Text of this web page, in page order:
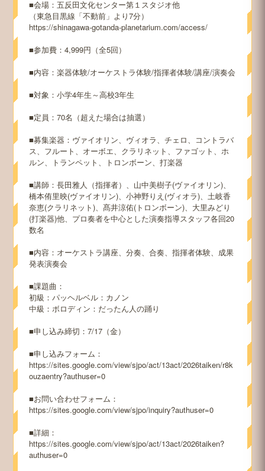
■会場：五反田文化センター第１スタジオ他
（東急目黒線「不動前」より7分）
https://shinagawa-gotanda-planetarium.com/access/
■参加費：4,999円（全5回）
■内容：楽器体験/オーケストラ体験/指揮者体験/講座/演奏会
■対象：小学4年生～高校3年生
■定員：70名（超えた場合は抽選）
■募集楽器：ヴァイオリン、ヴィオラ、チェロ、コントラバ
ス、フルート、オーボエ、クラリネット、ファゴット、ホ
ルン、トランペット、トロンボーン、打楽器
■講師：長田雅人（指揮者）、山中美樹子(ヴァイオリン)、
橋本侑里映(ヴァイオリン)、小神野りえ(ヴィオラ)、土岐香
奈恵(クラリネット)、髙井涼佑(トロンボーン)、大里みどり
(打楽器)他、プロ奏者を中心とした演奏指導スタッフ各回20
数名
■内容：オーケストラ講座、分奏、合奏、指揮者体験、成果
発表演奏会
■課題曲：
初級：パッヘルベル：カノン
中級：ボロディン：だったん人の踊り
■申し込み締切：7/17（金）
■申し込みフォーム：
https://sites.google.com/view/sjpo/act/13act/2026taiken/r8k
ouzaentry?authuser=0
■お問い合わせフォーム：
https://sites.google.com/view/sjpo/inquiry?authuser=0
■詳細：
https://sites.google.com/view/sjpo/act/13act/2026taiken?
authuser=0